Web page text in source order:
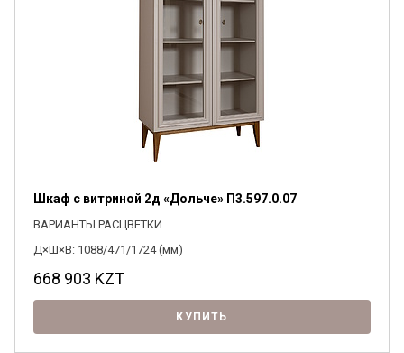
Шкаф с витриной 2д «Дольче» П3.597.0.07
ВАРИАНТЫ РАСЦВЕТКИ
Д×Ш×В: 1088/471/1724 (мм)
668 903 KZT
КУПИТЬ